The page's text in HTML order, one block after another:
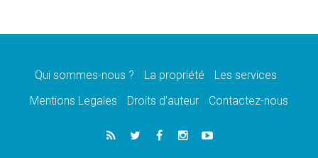
07.08.2026
07.08.2026
lancement des «dix jours de prière pour la
paix»
06.08.2026
Préparatifs des JMJ 2027 à Séoul: «c'est
Qui sommes-nous ? La propriété
Les services
Mentions Legales
Droits d’auteur Contactez-nous